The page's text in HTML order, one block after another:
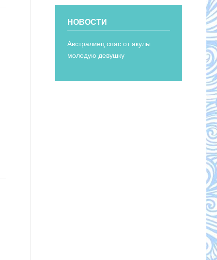
НОВОСТИ
Австралиец спас от акулы
молодую девушку